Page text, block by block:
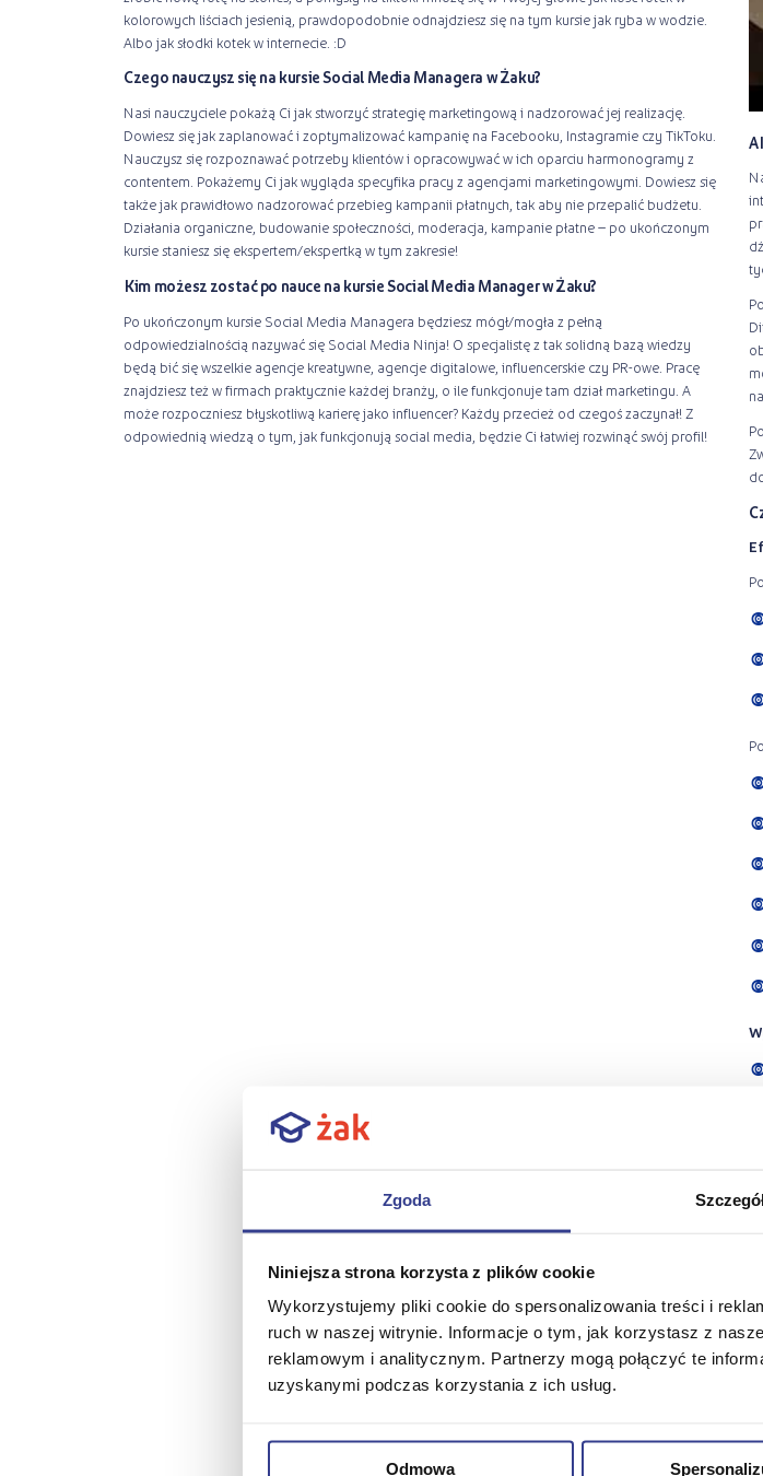
Zgoda
Niniejsza strona korzysta z plików cookie
Wykorzystujemy pliki cookie do spersonalizowania treści i
ruch w naszej witrynie. Informacje o tym, jak korzystasz z
reklamowym i analitycznym. Partnerzy mogą połączyć te
uzyskanymi podczas korzystania z ich usług.
Odmowa
kolorowych liściach jesienią, prawdopodobnie odnajdziesz się na tym kursie jak ryba w wodzie.
Albo jak słodki kotek w internecie. :D
Czego nauczysz się na kursie Social Media Managera w Żaku?
Nasi nauczyciele pokażą Ci jak stworzyć strategię marketingową i nadzorować jej realizację.
Dowiesz się jak zaplanować i zoptymalizować kampanię na Facebooku, Instagramie czy TikToku.
Nauczysz się rozpoznawać potrzeby klientów i opracowywać w ich oparciu harmonogramy z
contentem. Pokażemy Ci jak wygląda specyfika pracy z agencjami marketingowymi. Dowiesz się
także jak prawidłowo nadzorować przebieg kampanii płatnych, tak aby nie przepalić budżetu.
Działania organiczne, budowanie społeczności, moderacja, kampanie płatne – po ukończonym
kursie staniesz się ekspertem/ekspertką w tym zakresie!
Kim możesz zostać po nauce na kursie Social Media Manager w Żaku?
Po ukończonym kursie Social Media Managera będziesz mógł/mogła z pełną
odpowiedzialnością nazywać się Social Media Ninja! O specjalistę z tak solidną bazą wiedzy
będą bić się wszelkie agencje kreatywne, agencje digitalowe, influencerskie czy PR-owe. Pracę
znajdziesz też w firmach praktycznie każdej branży, o ile funkcjonuje tam dział marketingu. A
może rozpoczniesz błyskotliwą karierę jako influencer? Każdy przecież od czegoś zaczynał! Z
odpowiednią wiedzą o tym, jak funkcjonują social media, będzie Ci łatwiej rozwinąć swój profil!